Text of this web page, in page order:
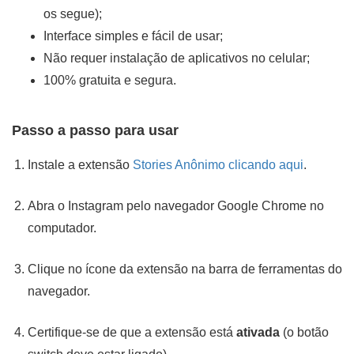
os segue);
Interface simples e fácil de usar;
Não requer instalação de aplicativos no celular;
100% gratuita e segura.
Passo a passo para usar
Instale a extensão Stories Anônimo clicando aqui.
Abra o Instagram pelo navegador Google Chrome no
computador.
Clique no ícone da extensão na barra de ferramentas do
navegador.
Certifique-se de que a extensão está ativada (o botão